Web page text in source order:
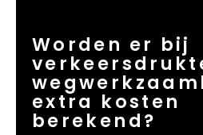
Worden er bij
extra kosten
berekend?